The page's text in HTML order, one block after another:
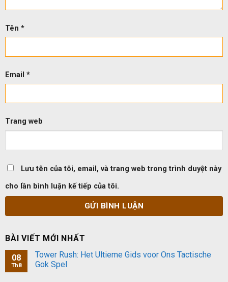
Tên *
Email *
Trang web
Lưu tên của tôi, email, và trang web trong trình duyệt này
cho lần bình luận kế tiếp của tôi.
BÀI VIẾT MỚI NHẤT
08
Th8
Tower Rush: Het Ultieme Gids voor Ons Tactische
Gok Spel